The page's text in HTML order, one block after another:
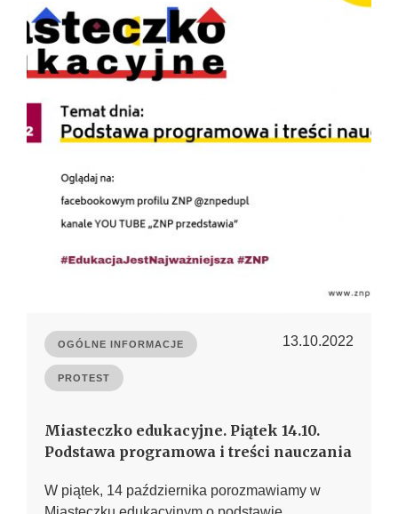
OGÓLNE INFORMACJE
PROTEST
13.10.2022
Miasteczko edukacyjne. Piątek 14.10.
Podstawa programowa i treści nauczania
W piątek, 14 października porozmawiamy w